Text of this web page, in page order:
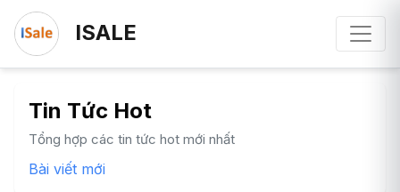
ISALE
Tin Tức Hot
Tổng hợp các tin tức hot mới nhất
Bài viết mới